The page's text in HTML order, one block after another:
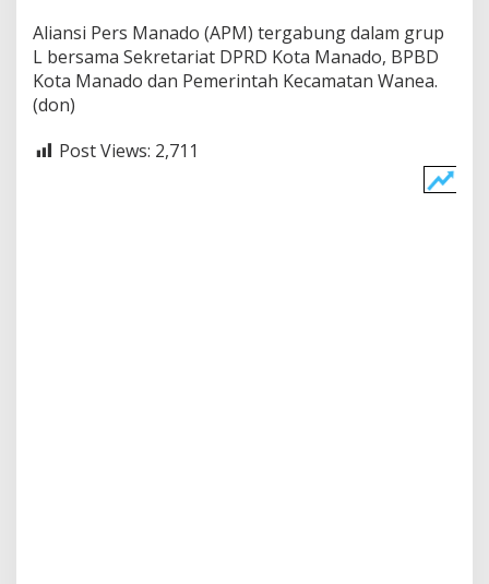
Aliansi Pers Manado (APM) tergabung dalam grup
L bersama Sekretariat DPRD Kota Manado, BPBD
Kota Manado dan Pemerintah Kecamatan Wanea.
(don)
Post Views: 2,711